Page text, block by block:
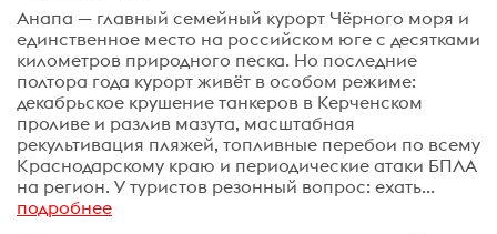
Анапа — главный семейный курорт Чёрного моря и
единственное место на российском юге с десятками
километров природного песка. Но последние
полтора года курорт живёт в особом режиме:
декабрьское крушение танкеров в Керченском
проливе и разлив мазута, масштабная
рекультивация пляжей, топливные перебои по всему
Краснодарскому краю и периодические атаки БПЛА
на регион. У туристов резонный вопрос: ехать...
подробнее